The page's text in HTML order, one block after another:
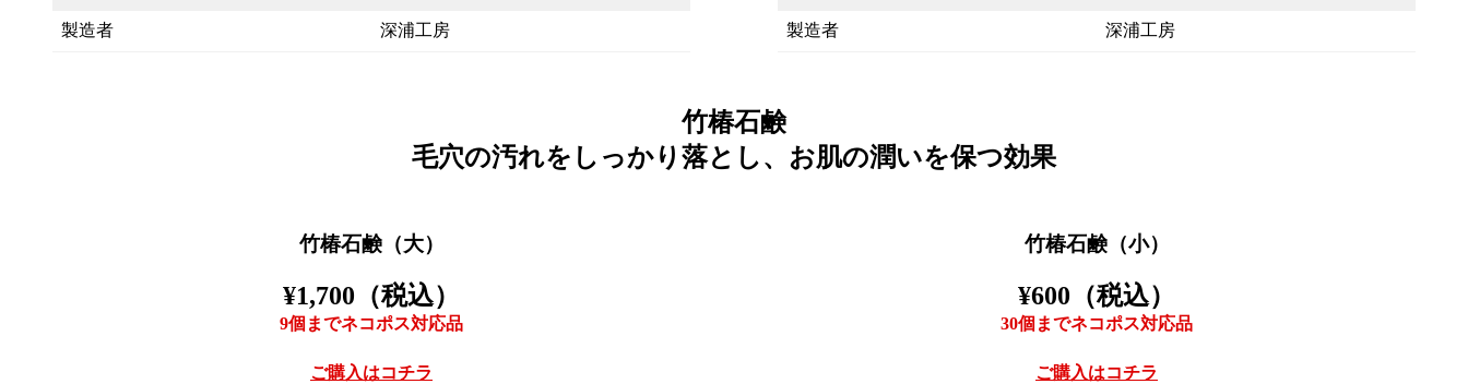
製造者 深浦工房 製造者 深浦工房
竹椿石鹸
毛穴の汚れをしっかり落とし、お肌の潤いを保つ効果
竹椿石鹸（大）
¥1,700（税込）
9個までネコポス対応品
ご購入はコチラ
竹椿石鹸（小）
¥600（税込）
30個までネコポス対応品
ご購入はコチラ